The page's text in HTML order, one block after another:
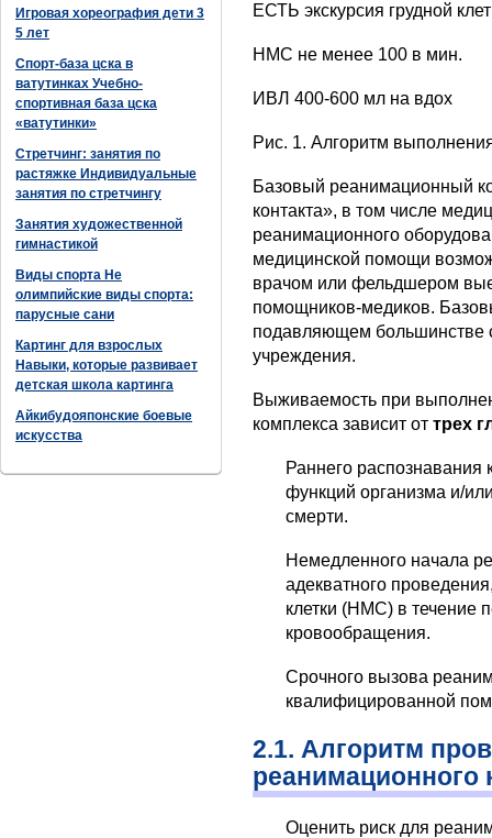
Игровая хореография дети 3
5 лет
Спорт-база цска в
ватутинках Учебно-
спортивная база цска
«ватутинки»
Стретчинг: занятия по
растяжке Индивидуальные
занятия по стретчингу
Занятия художественной
гимнастикой
Виды спорта Не
олимпийские виды спорта:
парусные сани
Картинг для взрослых
Навыки, которые развивает
детская школа картинга
Айкибудояпонские боевые
искусства
ЕСТЬ экскурсия грудной
НМС не менее 100 в мин.
ИВЛ 400-600 мл на вдох
Рис. 1. Алгоритм
Базовый реанимационный
контакта», в том числе
реанимационного
медицинской помощи
врачом или фельдшером
помощников-медиков.
подавляющем большинстве
учреждения.
Выживаемость при
комплекса зависит от трех
Раннего
функций организма и/
смерти.
Немедленного начала
адекватного
клетки (НМС) в течение
кровообращения.
Срочного вызова
квалифицированной
2.1. Алгоритм
реанимационного
Оценить риск для